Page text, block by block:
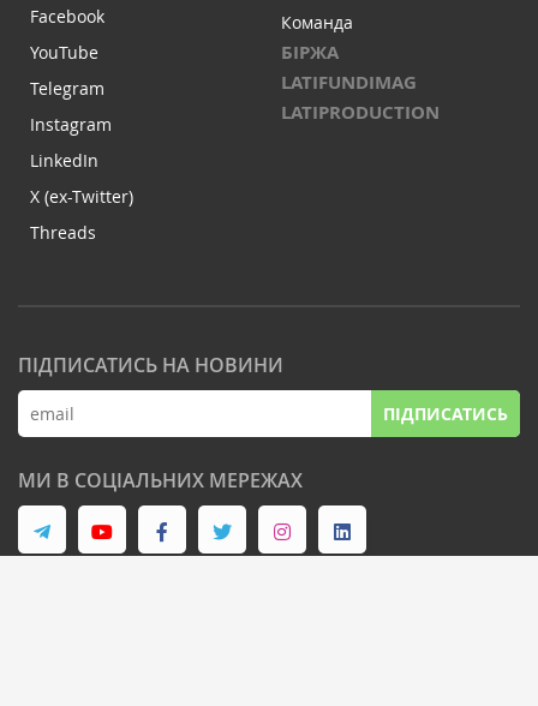
Facebook
YouTube
Telegram
Instagram
LinkedIn
X (ex-Twitter)
Threads
Команда
БІРЖА
LATIFUNDIMAG
LATIPRODUCTION
ПІДПИСАТИСЬ НА НОВИНИ
ПІДПИСАТИСЬ
МИ В СОЦІАЛЬНИХ МЕРЕЖАХ